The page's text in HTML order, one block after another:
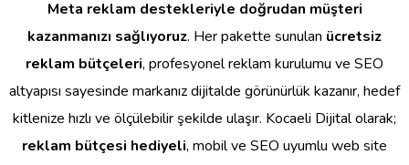
Meta reklam destekleriyle doğrudan müşteri
kazanmanızı sağlıyoruz. Her pakette sunulan ücretsiz
reklam bütçeleri, profesyonel reklam kurulumu ve SEO
altyapısı sayesinde markanız dijitalde görünürlük kazanır, hedef
kitlenize hızlı ve ölçülebilir şekilde ulaşır. Kocaeli Dijital olarak;
reklam bütçesi hediyeli, mobil ve SEO uyumlu web site